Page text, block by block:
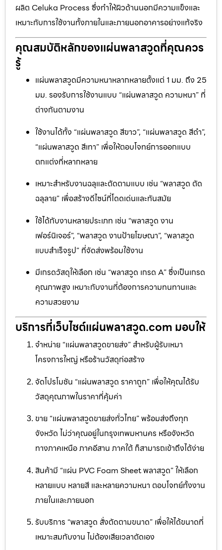
ผลิต Celuka Process ซึ่งทำให้ผิวด้านนอกมีความแข็งและ
เหมาะกับการใช้งานทั้งภายในและภายนอกอาคารอย่างแท้จริง
คุณสมบัติหลักของแผ่นพลาสวูดที่คุณควร
รู้
แผ่นพลาสวูดมีความหนาหลากหลายตั้งแต่ 1 มม. ถึง 25
มม. รองรับการใช้งานแบบ “แผ่นพลาสวูด ความหนา” ที่
ต่างกันตามงาน
ใช้งานได้ทั้ง “แผ่นพลาสวูด สีขาว”, “แผ่นพลาสวูด สีดำ”,
“แผ่นพลาสวูด สีเทา” เพื่อให้ตอบโจทย์การออกแบบ
ตกแต่งที่หลากหลาย
เหมาะสำหรับงานฉลุและตัดตามแบบ เช่น “พลาสวูด ตัด
ฉลุลาย” เพื่อสร้างดีไซน์ที่โดดเด่นและทันสมัย
ใช้ได้กับงานหลายประเภท เช่น “พลาสวูด งาน
เฟอร์นิเจอร์”, “พลาสวูด งานป้ายโฆษณา”, “พลาสวูด
แบบสำเร็จรูป” ที่จัดส่งพร้อมใช้งาน
มีเกรดวัสดุให้เลือก เช่น “พลาสวูด เกรด A” ซึ่งเป็นเกรด
คุณภาพสูง เหมาะกับงานที่ต้องการความทนทานและ
ความสวยงาม
บริการที่เว็บไซต์แผ่นพลาสวูด.com มอบให้
จำหน่าย “แผ่นพลาสวูดขายส่ง” สำหรับผู้รับเหมา
โครงการใหญ่ หรือร้านวัสดุก่อสร้าง
จัดโปรโมชัน “แผ่นพลาสวูด ราคาถูก” เพื่อให้คุณได้รับ
วัสดุคุณภาพในราคาที่คุ้มค่า
ขาย “แผ่นพลาสวูดขายส่งทั่วไทย” พร้อมส่งถึงทุก
จังหวัด ไม่ว่าคุณอยู่ในกรุงเทพมหานคร หรือจังหวัด
ทางภาคเหนือ ภาคอีสาน ภาคใต้ ก็สามารถเข้าถึงได้ง่าย
สินค้ามี “แผ่น PVC Foam Sheet พลาสวูด” ให้เลือก
หลายแบบ หลายสี และหลายความหนา ตอบโจทย์ทั้งงาน
ภายในและภายนอก
รับบริการ “พลาสวูด สั่งตัดตามขนาด” เพื่อให้ได้ขนาดที่
เหมาะสมกับงาน ไม่ต้องเสียเวลาตัดเอง